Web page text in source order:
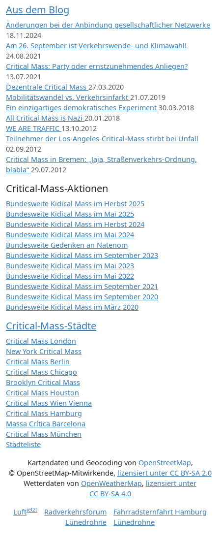
Aus dem Blog
Änderungen bei der Anbindung gesellschaftlicher Netzwerke
18.11.2024
Am 26. September ist Verkehrswende- und Klimawahl!
24.08.2021
Critical Mass: Party oder ernstzunehmendes Anliegen?
13.07.2021
Dezentrale Critical Mass 27.03.2020
Mobilitätswandel vs. Verkehrsinfarkt 21.07.2019
Ein einzigartiges demokratisches Experiment 30.03.2018
All Critical Mass is Nazi 20.01.2018
WE ARE TRAFFIC 13.10.2012
Teilnehmer der Los-Angeles-Critical-Mass stirbt bei Unfall
02.09.2012
Critical Mass in Bremen: „Jaja, Straßenverkehrs-Ordnung,
blabla“ 29.07.2012
Critical-Mass-Aktionen
Bundesweite Kidical Mass im Herbst 2025
Bundesweite Kidical Mass im Mai 2025
Bundesweite Kidical Mass im Herbst 2024
Bundesweite Kidical Mass im Mai 2024
Bundesweite Gedenken an Natenom
Bundesweite Kidical Mass im September 2023
Bundesweite Kidical Mass im Mai 2023
Bundesweite Kidical Mass im Mai 2022
Bundesweite Kidical Mass im September 2021
Bundesweite Kidical Mass im September 2020
Bundesweite Kidical Mass im März 2020
Critical-Mass-Städte
Critical Mass London
New York Critical Mass
Critical Mass Berlin
Critical Mass Chicago
Brooklyn Critical Mass
Critical Mass Houston
Critical Mass Wien Vienna
Critical Mass Hamburg
Massa Crítica Barcelona
Critical Mass München
Städteliste
Kartendaten und Geocoding von OpenStreetMap,
© OpenStreetMap-Mitwirkende, lizensiert unter CC BY-SA 2.0
Wetterdaten von OpenWeatherMap, lizensiert unter
CC BY-SA 4.0
Luftjetzt Radverkehrsforum
Fahrradsternfahrt Hamburg
Lünedrohne
Lünedrohne